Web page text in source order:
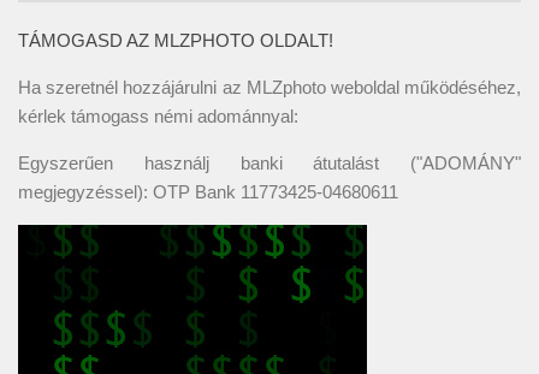
TÁMOGASD AZ MLZPHOTO OLDALT!
Ha szeretnél hozzájárulni az MLZphoto weboldal működéséhez,
kérlek támogass némi adománnyal:
Egyszerűen használj banki átutalást ("ADOMÁNY"
megjegyzéssel): OTP Bank 11773425-04680611